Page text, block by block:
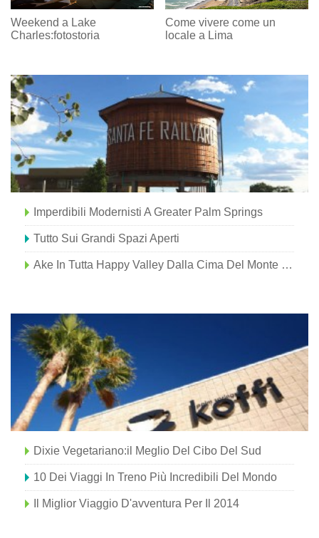
Weekend a Lake
Charles:fotostoria
Come vivere come un
locale a Lima
Imperdibili Modernisti A Greater Palm Springs
Tutto Sui Grandi Spazi Aperti
Ake In Tutta Happy Valley Dalla Cima Del Monte Nittany
Dixie Vegetariano:il Meglio Del Cibo Del Sud
10 Dei Viaggi In Treno Più Incredibili Del Mondo
Il Miglior Viaggio D'avventura Per Il 2014